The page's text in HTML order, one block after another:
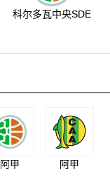
科尔多瓦中央SDE
阿甲 阿甲